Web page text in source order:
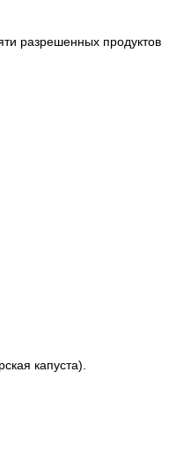
разрешенных продуктов
капуста).